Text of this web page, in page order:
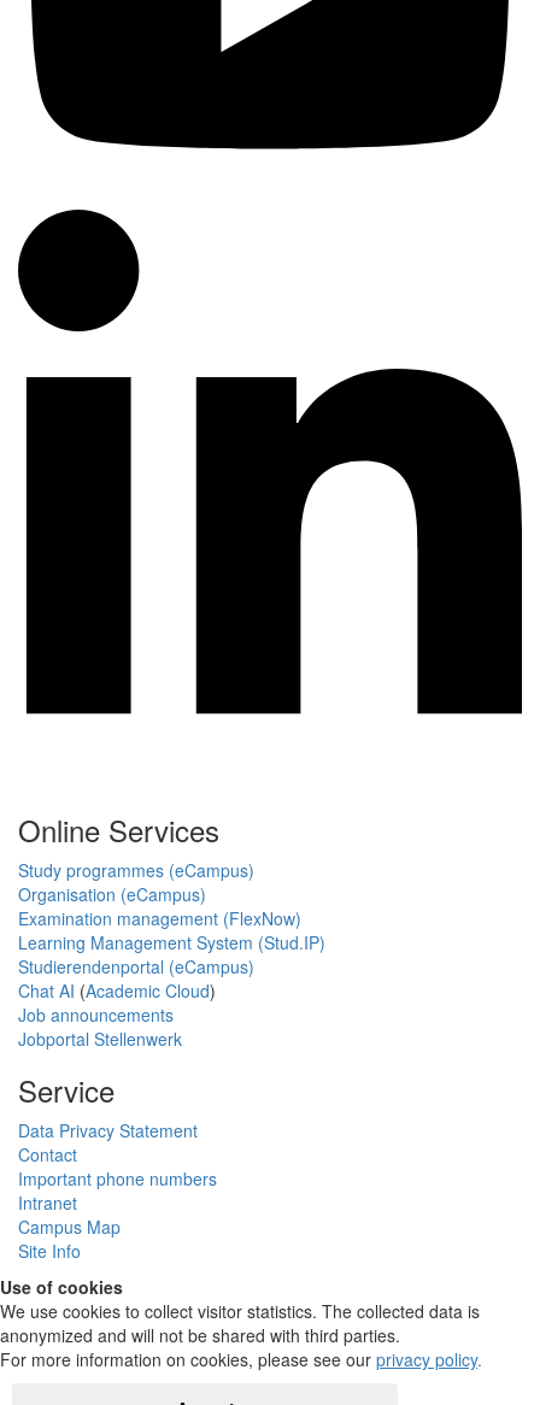
Online Services
Study programmes (eCampus)
Organisation (eCampus)
Examination management (FlexNow)
Learning Management System (Stud.IP)
Studierendenportal (eCampus)
Chat AI (Academic Cloud)
Job announcements
Jobportal Stellenwerk
Service
Data Privacy Statement
Contact
Important phone numbers
Intranet
Campus Map
Site Info
Use of cookies
We use cookies to collect visitor statistics. The collected data is
anonymized and will not be shared with third parties.
For more information on cookies, please see our privacy policy.